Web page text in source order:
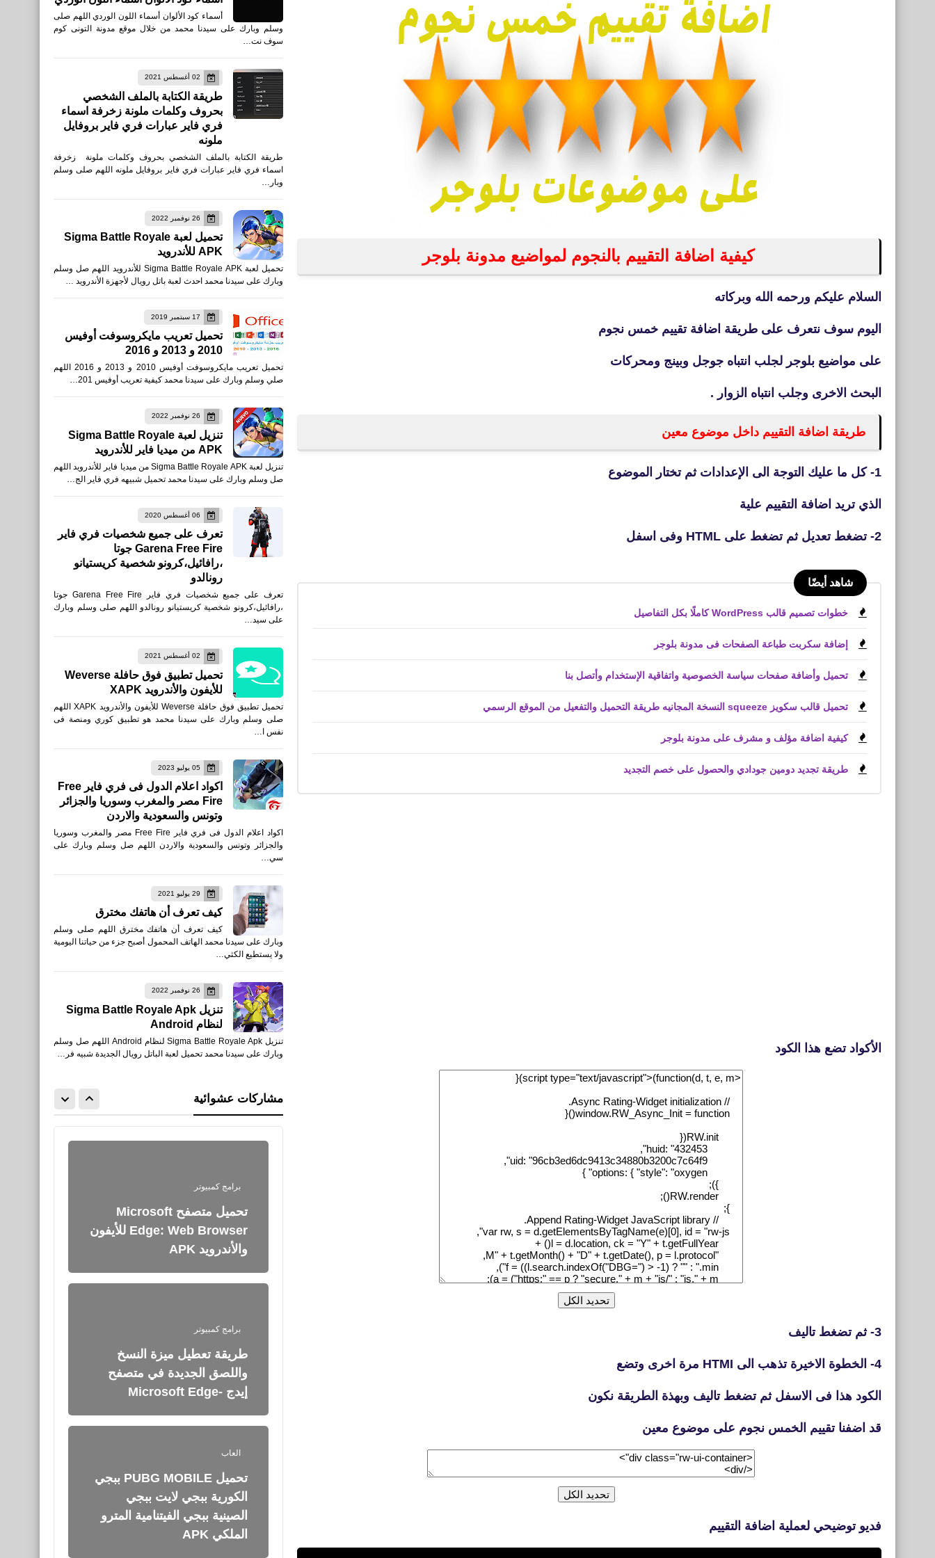
كيفية اضافة التقييم بالنجوم لمواضيع مدونة بلوجر
السلام عليكم ورحمه الله وبركاته
اليوم سوف نتعرف على طريقة اضافة تقييم خمس نجوم
على مواضيع بلوجر لجلب انتباه جوجل وبينج ومحركات
البحث الاخرى وجلب انتباه الزوار .
طريقة اضافة التقييم داخل موضوع معين
1- كل ما عليك التوجة الى الإعدادات ثم تختار الموضوع
الذي تريد اضافة التقييم علية
2- تضغط تعديل ثم تضغط على HTML وفى اسفل
شاهد أيضًا
خطوات تصميم قالب WordPress كاملًا بكل التفاصيل
إضافة سكربت طباعة الصفحات فى مدونة بلوجر
تحميل وأضافة صفحات سياسة الخصوصية واتفاقية الإستخدام وأتصل بنا
تحميل قالب سكويز squeeze النسخة المجانيه طريقة التحميل والتفعيل من الموقع الرسمي
كيفية اضافة مؤلف و مشرف على مدونة بلوجر
طريقة تجديد دومين جودادي والحصول على خصم التجديد
الأكواد تضع هذا الكود
3- ثم تضغط تاليف
4- الخطوة الاخيرة تذهب الى HTMI مرة اخرى وتضع
الكود هذا فى الاسفل ثم تضغط تاليف وبهذة الطريقة نكون
قد اضفنا تقييم الخمس نجوم على موضوع معين
فديو توضيحي لعملية اضافة التقييم
أسماء كود الألوان أسماء اللون الوردي اللهم صلى
وسلم وبارك على سيدنا محمد من خلال موقع مدونة التونى كوم
سوف نت…
02 أغسطس 2021
طريقة الكتابة بالملف الشخصي
بحروف وكلمات ملونة زخرفة اسماء
فري فاير عبارات فري فاير بروفايل
ملونه
طريقة الكتابة بالملف الشخصي بحروف وكلمات ملونة زخرفة
اسماء فري فاير عبارات فري فاير بروفايل ملونه اللهم صلى وسلم
وبار…
26 نوفمبر 2022
تحميل لعبة Sigma Battle Royale
APK للأندرويد
تحميل لعبة Sigma Battle Royale APK للأندرويد اللهم صل وسلم
وبارك على سيدنا محمد احدث لعبة باتل رويال لأجهزة الأندرويد …
17 سبتمبر 2019
تحميل تعريب مايكروسوفت أوفيس
2010 و 2013 و 2016
تحميل تعريب مايكروسوفت أوفيس 2010 و 2013 و 2016 اللهم
صلي وسلم وبارك على سيدنا محمد كيفية تعريب أوفيس 201…
26 نوفمبر 2022
تنزيل لعبة Sigma Battle Royale
APK من ميديا فاير للأندرويد
تنزيل لعبة Sigma Battle Royale APK من ميديا فاير للأندرويد اللهم
صل وسلم وبارك على سيدنا محمد تحميل شبيهه فري فاير الج…
06 أغسطس 2020
تعرف على جميع شخصيات فري فاير
Garena Free Fire جوتا
،رافائيل،كرونو شخصية كريستيانو
رونالدو
تعرف على جميع شخصيات فري فاير Garena Free Fire جوتا
،رافائيل،كرونو شخصية كريستيانو رونالدو اللهم صلى وسلم وبارك
على سيد…
02 أغسطس 2021
تحميل تطبيق فوق حافلة Weverse
للأيفون والأندرويد XAPK
تحميل تطبيق فوق حافلة Weverse للأيفون والأندرويد XAPK اللهم
صلى وسلم وبارك على سيدنا محمد هو تطبيق كوري ومنصة فى
نفس ا…
05 يوليو 2023
اكواد اعلام الدول فى فري فاير Free
Fire مصر والمغرب وسوريا والجزائر
وتونس والسعودية والاردن
اكواد اعلام الدول فى فري فاير Free Fire مصر والمغرب وسوريا
والجزائر وتونس والسعودية والاردن اللهم صل وسلم وبارك على
سي…
29 يوليو 2021
كيف تعرف أن هاتفك مخترق
كيف تعرف أن هاتفك مخترق اللهم صلى وسلم
وبارك على سيدنا محمد الهاتف المحمول أصبح جزء من حياتنا اليومية
ولا يستطيع الكثي…
26 نوفمبر 2022
تنزيل Sigma Battle Royale Apk
لنظام Android
تنزيل Sigma Battle Royale Apk لنظام Android اللهم صل وسلم
وبارك على سيدنا محمد تحميل لعبة الباتل رويال الجديدة شبيه فر…
مشاركات عشوائية
برامج كمبيوتر
تنزيل تطبيق Snapchat سناب
شات وطريقة إنشاء حساب
للأيفون والأندرويد APK
30 نوفمبر 2020
برامج كمبيوتر
تحميل متصفح Microsoft
والأندرويد APK
برامج كمبيوتر
واللصق الجديدة في متصفح
إيدج -Microsoft Edge
fovtech
الكورية ببجي لايت ببجي
الصينية ببجي الفيتنامية المترو
الملكي APK
برامج كمبيوتر
تنزيل تطبيق Microsoft
Teams‏ للكمبيوتر والأيفون
الأندرويد APK
برامج كمبيوتر
تنزيل تطبيق Snapchat سناب
للأيفون والأندرويد APK
Edge: Web Browser‏ للأيفون
والأندرويد APK
واللصق الجديدة في متصفح
إيدج -Microsoft Edge
29 نوفمبر 2020
الكورية ببجي لايت ببجي
الصينية ببجي الفيتنامية المترو
الملكي APK